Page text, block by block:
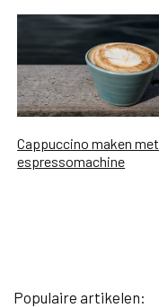
Cappuccino maken met
espressomachine
Populaire artikelen: